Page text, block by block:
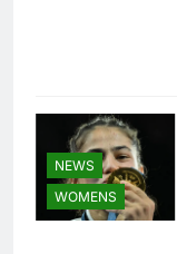
NEWS
WOMENS